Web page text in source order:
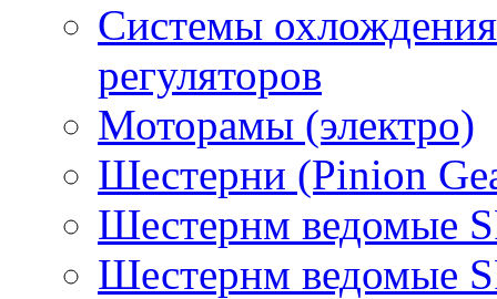
Системы охлождения
регуляторов
Моторамы (электро)
Шестерни (Pinion
Шестернм ведомые
Шестернм ведомые